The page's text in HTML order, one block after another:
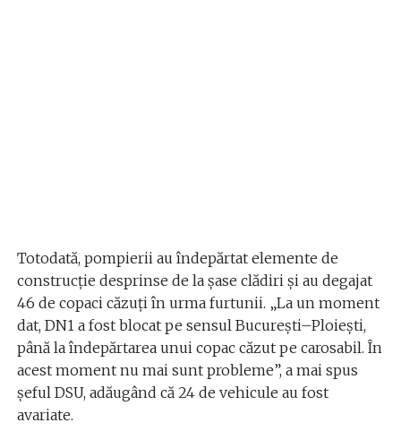
Totodată, pompierii au îndepărtat elemente de
construcție desprinse de la șase clădiri și au degajat
46 de copaci căzuți în urma furtunii. „La un moment
dat, DN1 a fost blocat pe sensul București–Ploiești,
până la îndepărtarea unui copac căzut pe carosabil. În
acest moment nu mai sunt probleme”, a mai spus
șeful DSU, adăugând că 24 de vehicule au fost
avariate.